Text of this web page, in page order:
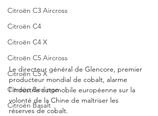
Citroën C3 Aircross
Citroën C4
Citroën C4 X
Citroën C5 Aircross
Citroën C5 X
Citroën Berlingo
Citroën Basalt
Le directeur général de Glencore, premier
producteur mondial de cobalt, alarme
l'industrie automobile européenne sur la
volonté de la Chine de maîtriser les
réserves de cobalt.